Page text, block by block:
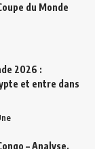
du Monde
2026 :
et entre dans
– Analyse,